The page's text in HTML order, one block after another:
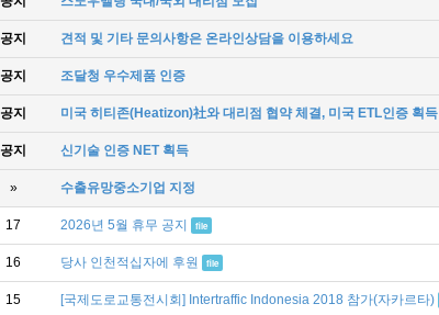
공지 견적 및 기타 문의사항은 온라인상담을 이용하세요
공지 조달청 우수제품 인증
공지 미국 히티존(Heatizon)社와 대리점 협약 체결, 미국 ETL인증 획득
공지 신기술 인증 NET 획득
» 수출유망중소기업 지정
17 2026년 5월 휴무 공지 file
16 당사 인천적십자에 후원 file
15 [국제도로교통전시회] Intertraffic Indonesia 2018 참가(자카르타)